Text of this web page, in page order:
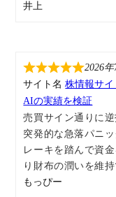
井上
2026
サイト名株情報サイ
AIの実績を検証
売買サイン通りに
突発的な急落パニ
レーキを踏んで資
り財布の潤いを維持
もっぴー